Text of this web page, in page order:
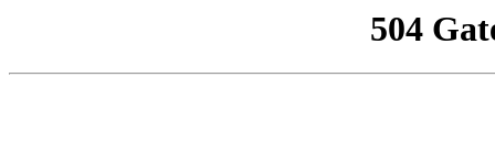
504